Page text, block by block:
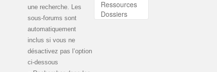
une recherche. Les
sous-forums sont
automatiquement
inclus si vous ne
désactivez pas l’option
ci-dessous